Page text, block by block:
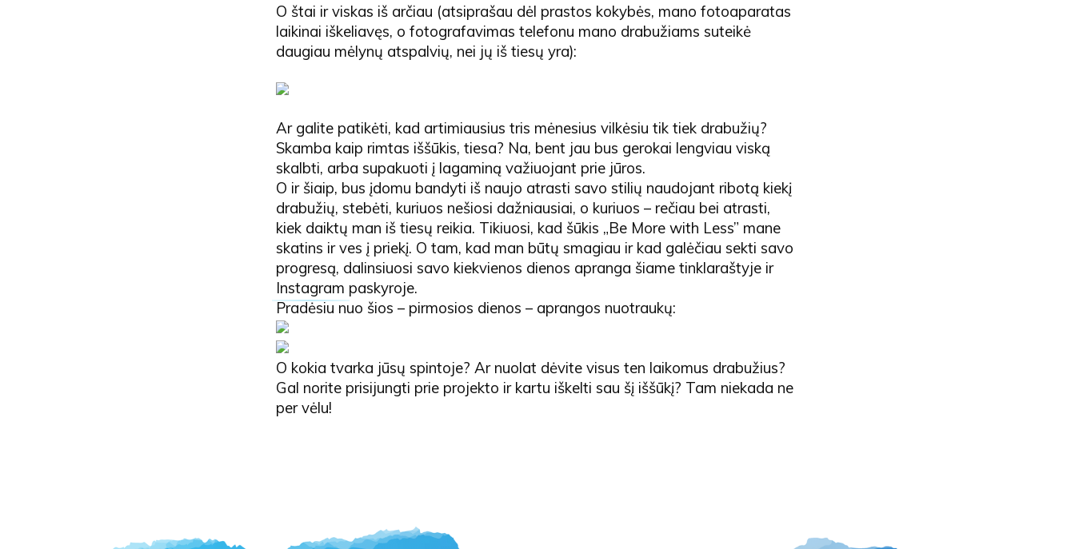
O štai ir viskas iš arčiau (atsiprašau dėl prastos kokybės, mano fotoaparatas
laikinai iškeliavęs, o fotografavimas telefonu mano drabužiams suteikė
daugiau mėlynų atspalvių, nei jų iš tiesų yra):
Ar galite patikėti, kad artimiausius tris mėnesius vilkėsiu tik tiek drabužių?
Skamba kaip rimtas iššūkis, tiesa? Na, bent jau bus gerokai lengviau viską
skalbti, arba supakuoti į lagaminą važiuojant prie jūros.
O ir šiaip, bus įdomu bandyti iš naujo atrasti savo stilių naudojant ribotą kiekį
drabužių, stebėti, kuriuos nešiosi dažniausiai, o kuriuos – rečiau bei atrasti,
kiek daiktų man iš tiesų reikia. Tikiuosi, kad šūkis „Be More with Less” mane
skatins ir ves į priekį. O tam, kad man būtų smagiau ir kad galėčiau sekti savo
progresą, dalinsiuosi savo kiekvienos dienos apranga šiame tinklaraštyje ir
Instagram paskyroje.
Pradėsiu nuo šios – pirmosios dienos – aprangos nuotraukų:
O kokia tvarka jūsų spintoje? Ar nuolat dėvite visus ten laikomus drabužius?
Gal norite prisijungti prie projekto ir kartu iškelti sau šį iššūkį? Tam niekada ne
per vėlu!